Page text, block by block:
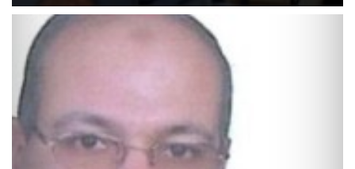
السبت 8 أغسطس 2026 10:46 ص